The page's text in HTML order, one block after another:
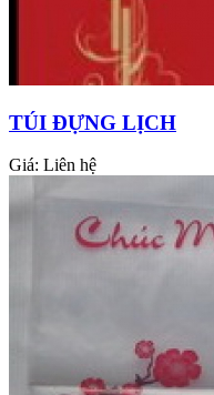
TÚI ĐỰNG LỊCH
Giá: Liên hệ